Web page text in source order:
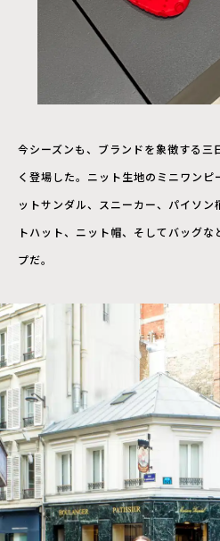
今シーズンも、ブランドを象徴する三
く登場した。ニット生地のミニワン
ットサンダル、スニーカー、パイソ
トハット、ニット帽、そしてバッグ
プだ。